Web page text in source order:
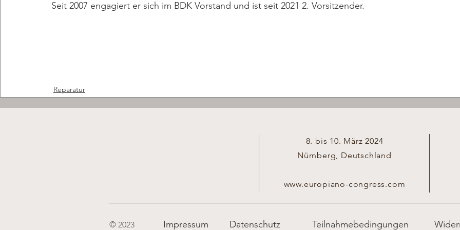
Seit 2007 engagiert er sich im BDK Vorstand und ist seit 2021 2. Vorsitzender.
Reparatur
8. bis 10. März 2024
Nürnberg, Deutschland
www.europiano-congress.com
© 2023 Impressum Datenschutz Teilnahmebedingungen